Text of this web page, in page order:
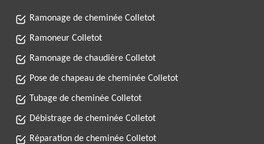
Ramonage de cheminée Colletot
Ramoneur Colletot
Ramonage de chaudière Colletot
Pose de chapeau de cheminée Colletot
Tubage de cheminée Colletot
Débistrage de cheminée Colletot
Réparation de cheminée Colletot